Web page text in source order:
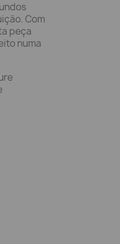
Com
peça
numa